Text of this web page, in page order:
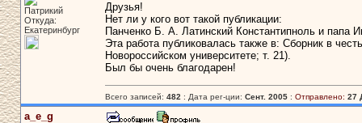
Патрикий
Откуда:
Екатеринбург
Друзья!
Нет ли у кого вот такой публикации:
Панченко Б. А. Латинский Константипноль и папа
Эта работа публиковалась также в: Сборник в
Новороссийском университете; т. 21).
Был бы очень благодарен!
Всего записей: 482 : Дата рег-ции: Сент. 2005: Отправлено: 27
a_e_g